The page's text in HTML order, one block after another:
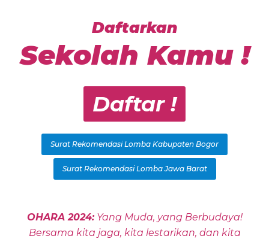
Daftarkan
Sekolah Kamu !
Daftar !
Surat Rekomendasi Lomba Kabupaten Bogor
Surat Rekomendasi Lomba Jawa Barat
OHARA 2024:Yang Muda, yang Berbudaya!
Bersama kita jaga, kita lestarikan, dan kita